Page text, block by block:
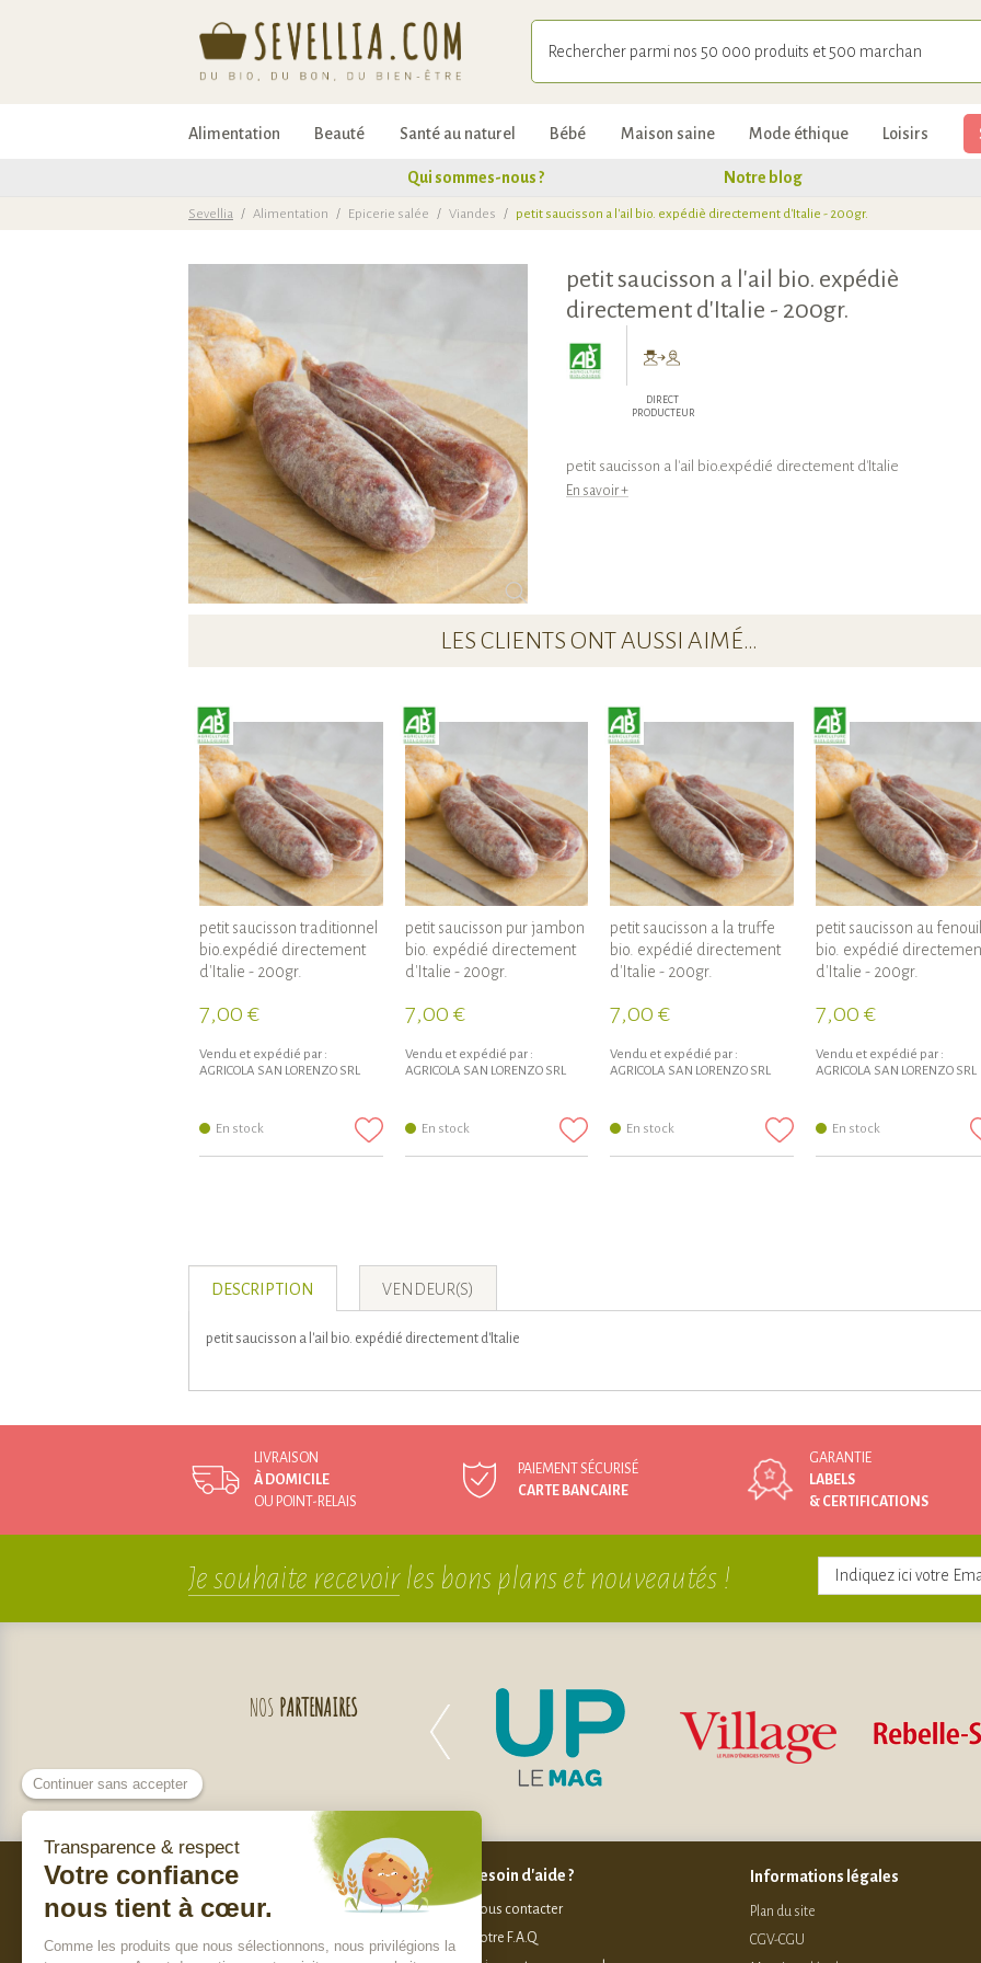
Alimentation Beauté Santé au naturel Bébé Maison saine Mode éthique Loisirs
Qui sommes-nous ? Notre blog
Sevellia / Alimentation / Epicerie salée / Viandes / petit saucisson a l'ail bio. expédiè directement d'Italie - 200gr.
petit saucisson a l'ail bio. expédiè
directement d'Italie - 200gr.
DIRECT
PRODUCTEUR
petit saucisson a l'ail bio.expédié directement d'Italie
En savoir +
LES CLIENTS ONT AUSSI AIMÉ…
petit saucisson traditionnel
bio.expédié directement
d'Italie - 200gr.
7,00 €
Vendu et expédié par :
AGRICOLA SAN LORENZO SRL
En stock
petit saucisson pur jambon
bio. expédié directement
d'Italie - 200gr.
7,00 €
Vendu et expédié par :
AGRICOLA SAN LORENZO SRL
En stock
petit saucisson a la truffe
bio. expédié directement
d'Italie - 200gr.
7,00 €
Vendu et expédié par :
AGRICOLA SAN LORENZO SRL
En stock
petit saucisson au fenouil
bio. expédié
d'Italie - 200gr.
7,00 €
Vendu et expédié par :
AGRICOLA SAN LORENZO SRL
En stock
DESCRIPTION VENDEUR(S)
petit saucisson a l'ail bio. expédié directement d'Italie
LIVRAISON
À DOMICILE
OU POINT-RELAIS
PAIEMENT SÉCURISÉ
CARTE BANCAIRE
GARANTIE
LABELS
& CERTIFICATIONS
Je souhaite recevoirles bons plans et nouveautés !
NOS PARTENAIRES
Nos engagements
Qui sommes-nous ?
Charte de sélection des produits
Besoin d'aide ?
Nous contacter
Notre F.A.Q
Informations légales
Plan du site
CGV-CGU